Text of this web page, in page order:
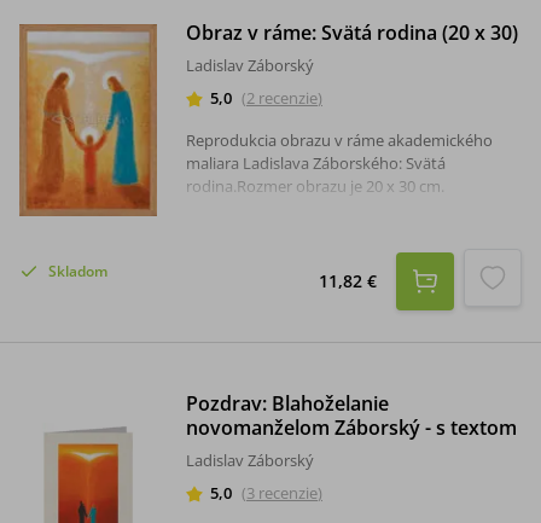
Obraz v ráme: Svätá rodina (20 x 30)
Ladislav Záborský
5,0 (2 recenzie)
Reprodukcia obrazu v ráme akademického
maliara Ladislava Záborského: Svätá
rodina.Rozmer obrazu je 20 x 30 cm.
Skladom 11,82 €
Pozdrav: Blahoželanie
novomanželom Záborský - s textom
Ladislav Záborský
5,0 (3 recenzie)